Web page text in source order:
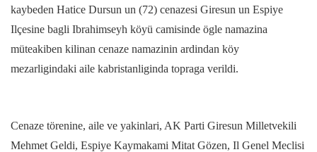
kaybeden Hatice Dursun un (72) cenazesi Giresun un Espiye
Ilçesine bagli Ibrahimseyh köyü camisinde ögle namazina
müteakiben kilinan cenaze namazinin ardindan köy
mezarligindaki aile kabristanliginda topraga verildi.
Cenaze törenine, aile ve yakinlari, AK Parti Giresun Milletvekili
Mehmet Geldi, Espiye Kaymakami Mitat Gözen, Il Genel Meclisi